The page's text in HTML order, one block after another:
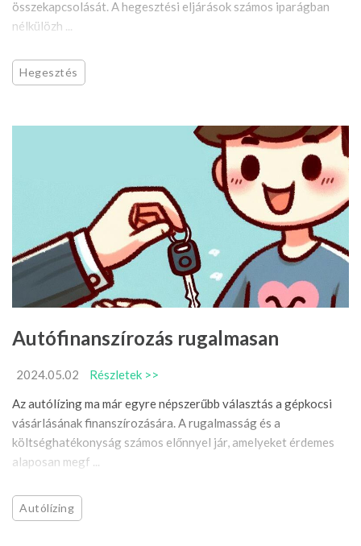
összekapcsolását. A hegesztési eljárások számos iparágban
nélkülözh ...
Hegesztés
Autófinanszírozás rugalmasan
2024.05.02
Részletek >>
Az autólízing ma már egyre népszerűbb választás a gépkocsi
vásárlásának finanszírozására. A rugalmasság és a
költséghatékonyság számos előnnyel jár, amelyeket érdemes
alaposan megf ...
Autólízing